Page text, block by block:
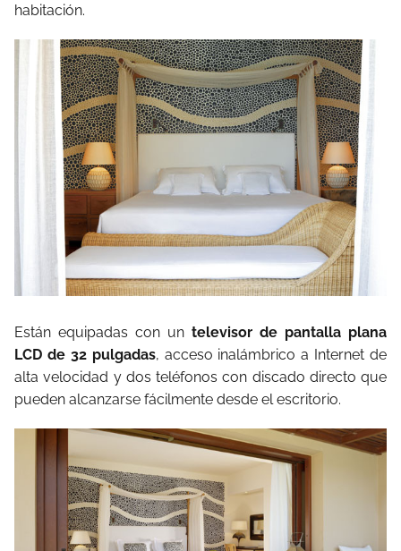
habitación.
Están equipadas con un televisor de pantalla plana
LCD de 32 pulgadas, acceso inalámbrico a Internet de
alta velocidad y dos teléfonos con discado directo que
pueden alcanzarse fácilmente desde el escritorio.